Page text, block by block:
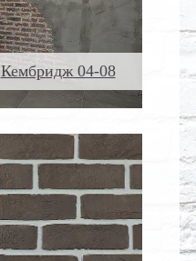
Кембридж 04-08